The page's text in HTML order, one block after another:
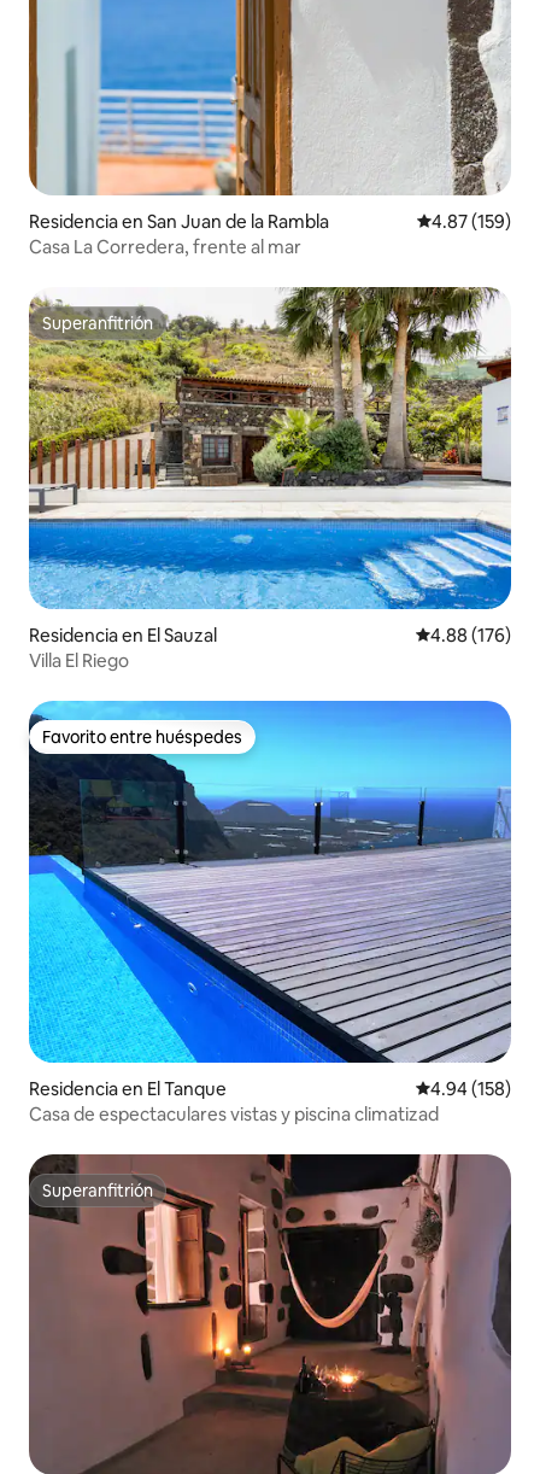
Residencia en San Juan de la Rambla Calificación
4.87 (159)
Casa La Corredera, frente al mar
Superanfitrión
Superanfitrión
Residencia en El Sauzal Calificación
4.88 (176)
Villa El Riego
Favorito entre huéspedes
Favorito entre huéspedes
Residencia en El Tanque Calificación
4.94 (158)
Casa de espectaculares vistas y piscina climatizad
Superanfitrión
Superanfitrión